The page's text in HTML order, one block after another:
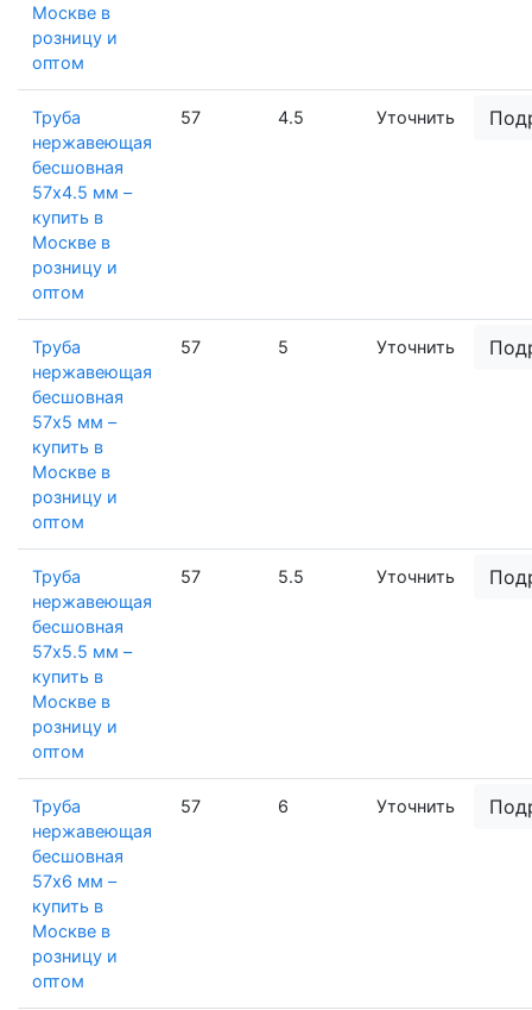
Москве в
розницу и
оптом
Труба
нержавеющая
бесшовная
57х4.5 мм –
купить в
Москве в
розницу и
оптом
57 4.5 Уточнить
Труба
нержавеющая
бесшовная
57х5 мм –
купить в
Москве в
розницу и
оптом
57 5 Уточнить
Труба
нержавеющая
бесшовная
57х5.5 мм –
купить в
Москве в
розницу и
оптом
57 5.5 Уточнить
Труба
нержавеющая
бесшовная
57х6 мм –
купить в
Москве в
розницу и
оптом
57 6 Уточнить